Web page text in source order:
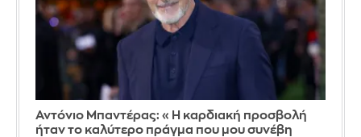
Αντόνιο Μπαντέρας: «Η καρδιακή προσβολή
ήταν το καλύτερο πράγμα που μου συνέβη